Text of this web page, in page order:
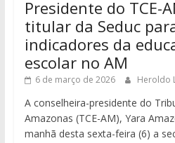
Presidente do TCE-
titular da Seduc
indicadores da
escolar no AM
6 de março de 2026 Heroldo
A conselheira-presidente do
Amazonas (TCE-AM), Yara
manhã desta sexta-feira (6) a